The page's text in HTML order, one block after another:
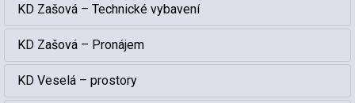
KD Zašová – Technické vybavení
KD Zašová – Pronájem
KD Veselá – prostory